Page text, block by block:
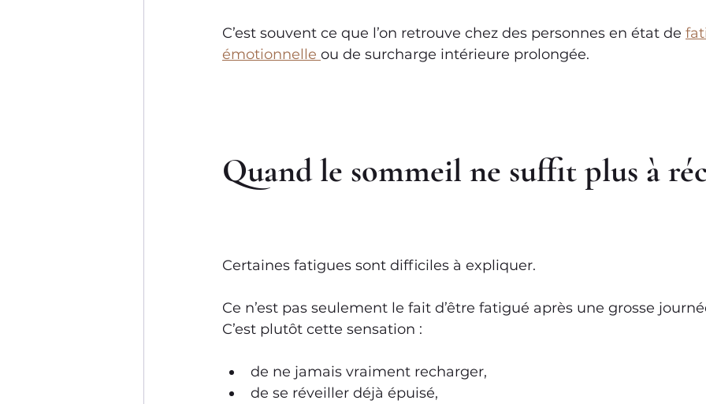
C’est souvent ce que l’on retrouve chez des personnes en état de
émotionnelle ou de surcharge intérieure prolongée.
Quand le sommeil ne suffit plus à
Certaines fatigues sont difficiles à expliquer.
Ce n’est pas seulement le fait d’être fatigué après une grosse
C’est plutôt cette sensation :
de ne jamais vraiment recharger,
de se réveiller déjà épuisé,